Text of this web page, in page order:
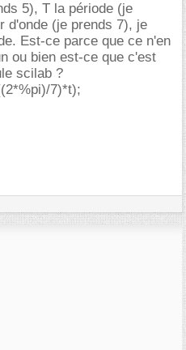
5), T la période (je
d'onde (je prends 7), je
Est-ce parce que ce n'en
ou bien est-ce que c'est
scilab ?
7)*t);